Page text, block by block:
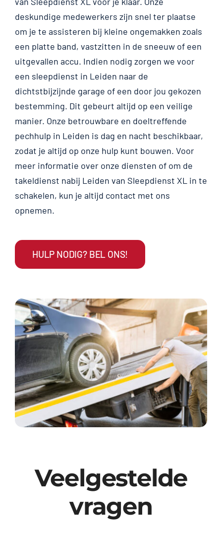
deskundige medewerkers zijn snel ter plaatse
om je te assisteren bij kleine ongemakken zoals
een platte band, vastzitten in de sneeuw of een
uitgevallen accu. Indien nodig zorgen we voor
een sleepdienst in Leiden naar de
dichtstbijzijnde garage of een door jou gekozen
bestemming. Dit gebeurt altijd op een veilige
manier. Onze betrouwbare en doeltreffende
pechhulp in Leiden is dag en nacht beschikbaar,
zodat je altijd op onze hulp kunt bouwen. Voor
meer informatie over onze diensten of om de
takeldienst nabij Leiden van Sleepdienst XL in te
schakelen, kun je altijd contact met ons
opnemen.
HULP NODIG? BEL ONS!
Veelgestelde
vragen